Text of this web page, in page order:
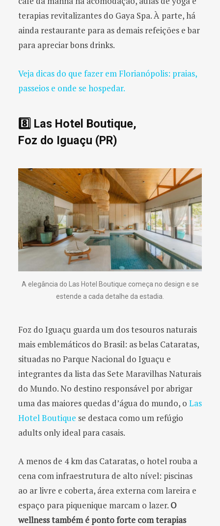
terapias revitalizantes do Gaya Spa. À parte, há
ainda restaurante para as demais refeições e bar
para apreciar bons drinks.
Veja dicas do que fazer em Florianópolis: praias,
passeios e onde se hospedar.
8️⃣ Las Hotel Boutique,
Foz do Iguaçu (PR)
A elegância do Las Hotel Boutique começa no design e se
estende a cada detalhe da estadia.
Foz do Iguaçu guarda um dos tesouros naturais
mais emblemáticos do Brasil: as belas Cataratas,
situadas no Parque Nacional do Iguaçu e
integrantes da lista das Sete Maravilhas Naturais
do Mundo. No destino responsável por abrigar
uma das maiores quedas d’água do mundo, o Las
Hotel Boutique se destaca como um refúgio
adults only ideal para casais.
A menos de 4 km das Cataratas, o hotel rouba a
cena com infraestrutura de alto nível: piscinas
ao ar livre e coberta, área externa com lareira e
espaço para piquenique marcam o lazer. O
wellness também é ponto forte com terapias